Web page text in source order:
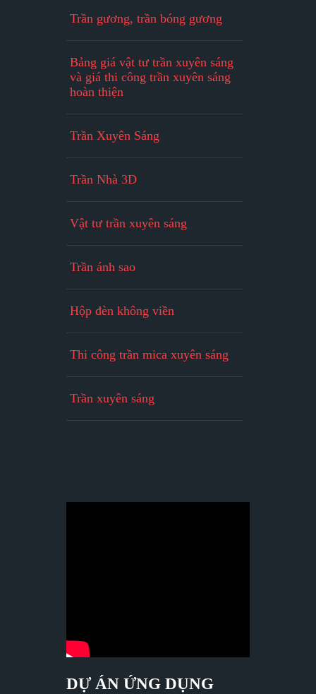
Trần gương, trần bóng gương
Bảng giá vật tư trần xuyên sáng
và giá thi công trần xuyên sáng
hoàn thiện
Trần Xuyên Sáng
Trần Nhà 3D
Vật tư trần xuyên sáng
Trần ánh sao
Hộp đèn không viền
Thi công trần mica xuyên sáng
Trần xuyên sáng
DỰ ÁN ỨNG DỤNG